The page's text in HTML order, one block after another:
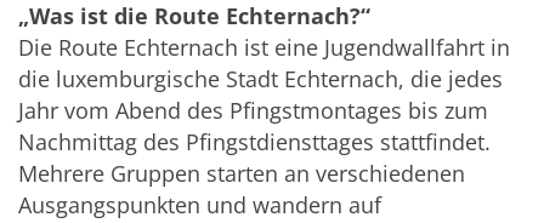
„Was ist die Route Echternach?“
Die Route Echternach ist eine Jugendwallfahrt in
die luxemburgische Stadt Echternach, die jedes
Jahr vom Abend des Pfingstmontages bis zum
Nachmittag des Pfingstdiensttages stattfindet.
Mehrere Gruppen starten an verschiedenen
Ausgangspunkten und wandern auf